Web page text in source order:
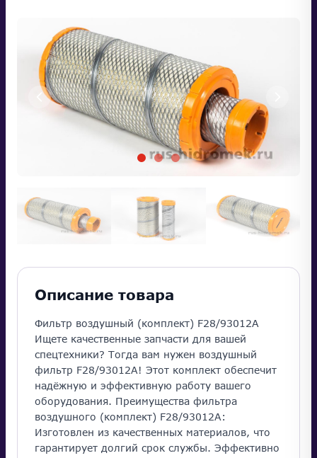
Описание товара
Фильтр воздушный (комплект) F28/93012A
Ищете качественные запчасти для вашей
спецтехники? Тогда вам нужен воздушный
фильтр F28/93012A! Этот комплект обеспечит
надёжную и эффективную работу вашего
оборудования. Преимущества фильтра
воздушного (комплект) F28/93012A:
Изготовлен из качественных материалов, что
гарантирует долгий срок службы. Эффективно